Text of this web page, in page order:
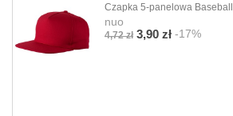
Czapka 5-panelowa Baseball
nuo
4,72 zł 3,90 zł -17%